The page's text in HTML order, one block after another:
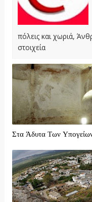
πόλεις και χωριά,
στοιχεία
Στα Άδυτα Των